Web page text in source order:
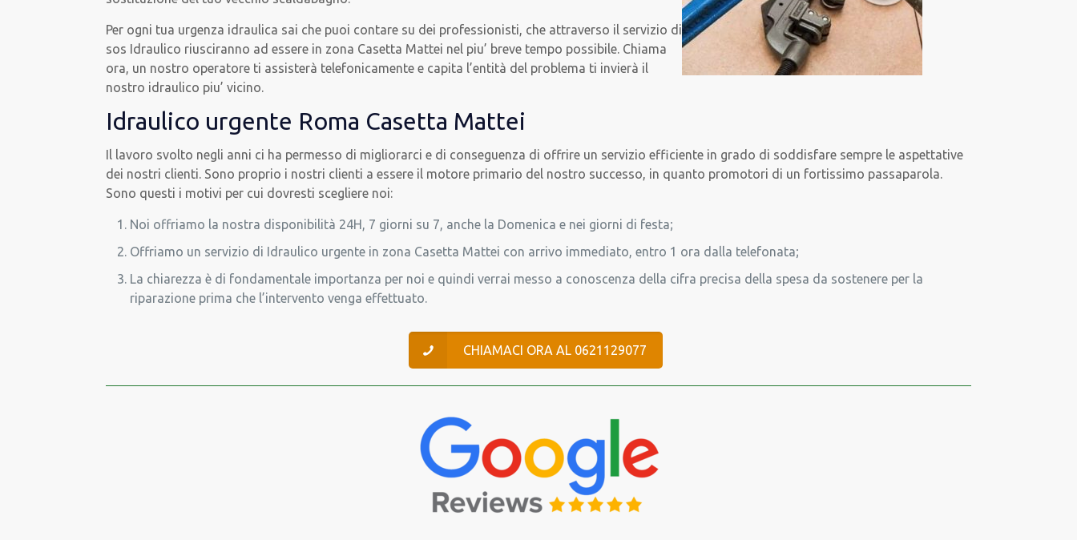
Per ogni tua urgenza idraulica sai che puoi contare su dei professionisti, che attraverso il servizio di
sos Idraulico riusciranno ad essere in zona Casetta Mattei nel piu’ breve tempo possibile. Chiama
ora, un nostro operatore ti assisterà telefonicamente e capita l’entità del problema ti invierà il
nostro idraulico piu’ vicino.
Idraulico urgente Roma Casetta Mattei
Il lavoro svolto negli anni ci ha permesso di migliorarci e di conseguenza di offrire un servizio efficiente in grado di soddisfare sempre le aspettative
dei nostri clienti. Sono proprio i nostri clienti a essere il motore primario del nostro successo, in quanto promotori di un fortissimo passaparola.
Sono questi i motivi per cui dovresti scegliere noi:
Noi offriamo la nostra disponibilità 24H, 7 giorni su 7, anche la Domenica e nei giorni di festa;
Offriamo un servizio di Idraulico urgente in zona Casetta Mattei con arrivo immediato, entro 1 ora dalla telefonata;
La chiarezza è di fondamentale importanza per noi e quindi verrai messo a conoscenza della cifra precisa della spesa da sostenere per la
riparazione prima che l’intervento venga effettuato.
CHIAMACI ORA AL 0621129077